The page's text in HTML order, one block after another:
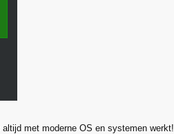
met moderne OS en systemen werkt!